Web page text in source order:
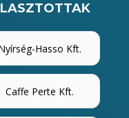
Hasso Kft.
Caffe Perte Kft.